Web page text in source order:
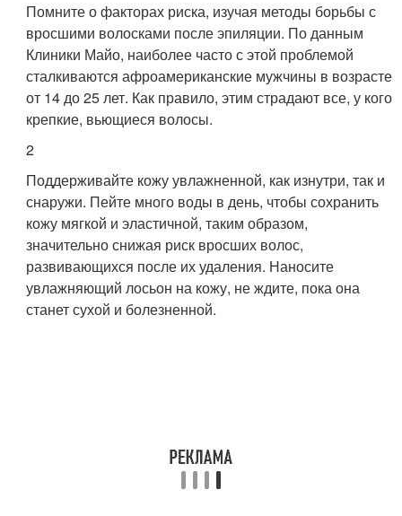
Помните о факторах риска, изучая методы борьбы с
вросшими волосками после эпиляции. По данным
Клиники Майо, наиболее часто с этой проблемой
сталкиваются афроамериканские мужчины в возрасте
от 14 до 25 лет. Как правило, этим страдают все, у кого
крепкие, вьющиеся волосы.
2
Поддерживайте кожу увлажненной, как изнутри, так и
снаружи. Пейте много воды в день, чтобы сохранить
кожу мягкой и эластичной, таким образом,
значительно снижая риск вросших волос,
развивающихся после их удаления. Наносите
увлажняющий лосьон на кожу, не ждите, пока она
станет сухой и болезненной.